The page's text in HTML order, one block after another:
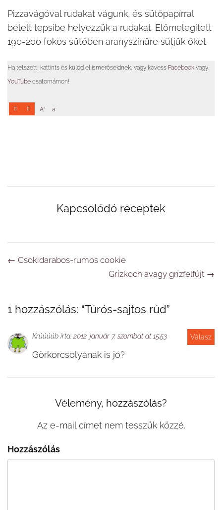
Pizzavágóval rudakat vágunk, és sütőpapírral
bélelt tepsibe helyezzük a rudakat. Előmelegített
190-200 fokos sütőben aranyszínűre sütjük őket.
Ha tetszett, kattints és küldd el ismerőseidnek, vagy kövess Facebook vagy
YouTube csatornámon!
A+ a-
Kapcsolódó receptek
Navigáció
← Csokidarabos-rumos cookie
Grízkoch avagy grízfelfújt →
1 hozzászólás: “Túrós-sajtos rúd”
Krúúúúb írta: 2012. január 7. szombat at 15:53
Görkorcsolyának is jó?
Válasz
Vélemény, hozzászólás?
Az e-mail címet nem tesszük közzé.
Hozzászólás